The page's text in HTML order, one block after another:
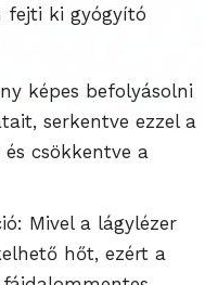
fejti ki gyógyító
képes befolyásolni
serkentve ezzel a
csökkentve a
Mivel a lágylézer
hőt, ezért a